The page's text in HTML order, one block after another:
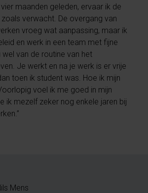
maanden geleden, ervaar ik de
verwacht. De overgang van
vroeg wat aanpassing, maar ik
en werk in een team met fijne
wel van de routine van het
Je werkt en na je werk is er vrije
toen ik student was. Hoe ik mijn
voel ik me goed in mijn
ik mezelf zeker nog enkele jaren bij
Mens